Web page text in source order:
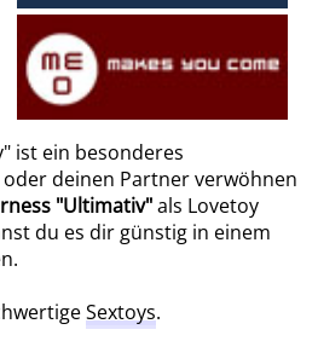
ist ein besonderes
oder deinen Partner verwöhnen
"Ultimativ"als Lovetoy
du es dir günstig in einem
Sextoys.